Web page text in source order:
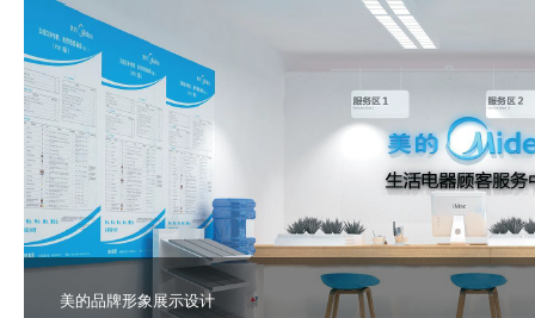
美的品牌形象展示设计